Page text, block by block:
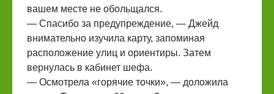
вашем месте не обольщался.
— Спасибо за предупреждение, — Джейд
внимательно изучила карту, запоминая
расположение улиц и ориентиры. Затем
вернулась в кабинет шефа.
— Осмотрела «горячие точки», — доложила